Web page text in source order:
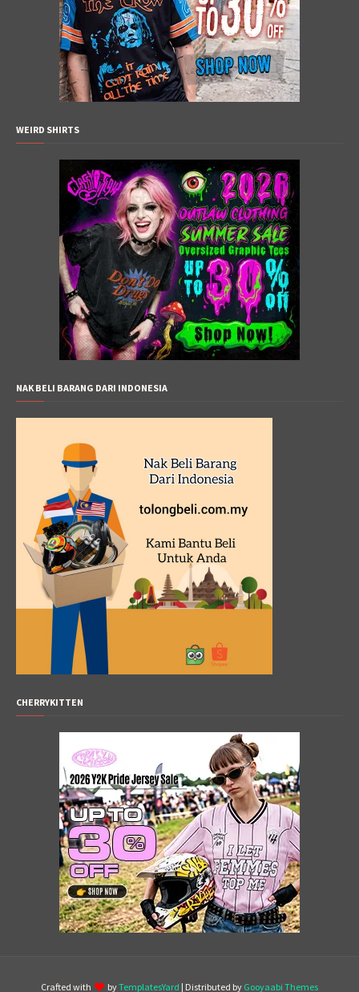
WEIRD SHIRTS
NAK BELI BARANG DARI INDONESIA
CHERRYKITTEN
Crafted with byTemplatesYard | Distributed by Gooyaabi Themes